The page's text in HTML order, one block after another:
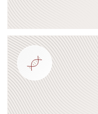
Подробнее о программе